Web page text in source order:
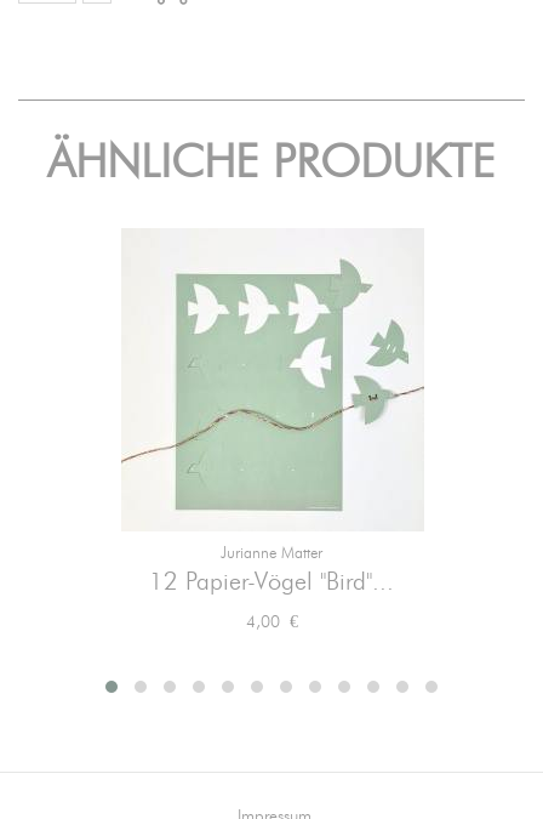
ÄHNLICHE PRODUKTE
Jurianne Matter
12 Papier-Vögel "Bird"...
Preis
4,00 €